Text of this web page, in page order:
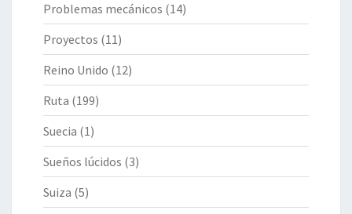
Problemas mecánicos (14)
Proyectos (11)
Reino Unido (12)
Ruta (199)
Suecia (1)
Sueños lúcidos (3)
Suiza (5)